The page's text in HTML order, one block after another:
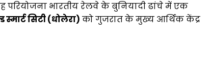
परियोजना भारतीय रेलवे के बुनियादी ढांचे में एक
स्मार्ट सिटी (धोलेरा) को गुजरात के मुख्य आर्थिक केंद्र